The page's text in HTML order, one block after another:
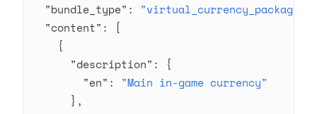
  "bundle_type"
: "virtual_currency_package"
  "content"
: [
    {
      "description"
: {
        "en"
: "Main in-game currency"
      },